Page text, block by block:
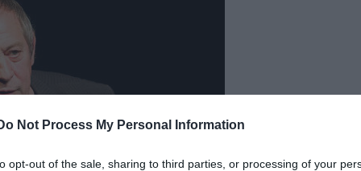
Not Process My Personal Information
opt-out of the sale, sharing to third parties, or processing of your